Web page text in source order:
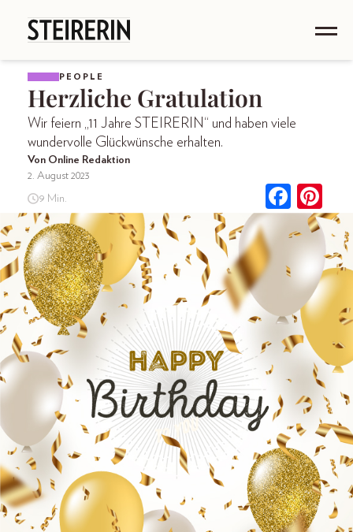
PEOPLE
Herzliche Gratulation
Wir feiern „11 Jahre STEIRERIN“ und haben viele
wundervolle Glückwünsche erhalten.
Von Online Redaktion
2. August 2023
9 Min.